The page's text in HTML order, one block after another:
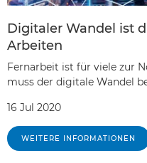
Digitaler Wandel ist
Arbeiten
Fernarbeit ist für viele zur
muss der digitale Wandel
16 Jul 2020
WEITERE INFORMATIONEN